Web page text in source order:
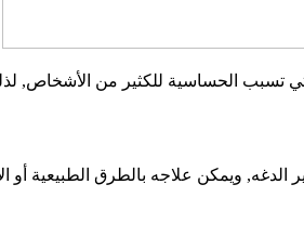
تسبب الحساسية للكثير من
ويمكن علاجه بالطرق الطبيعية